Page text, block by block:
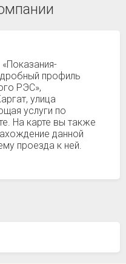
профиль
РЭС»,
улица
услуги по
На карте вы также
данной
проезда к ней.